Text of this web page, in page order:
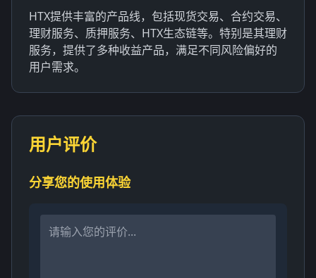
HTX提供丰富的产品线，包括现货交易、合约交易、
理财服务、质押服务、HTX生态链等。特别是其理财
服务，提供了多种收益产品，满足不同风险偏好的
用户需求。
用户评价
分享您的使用体验